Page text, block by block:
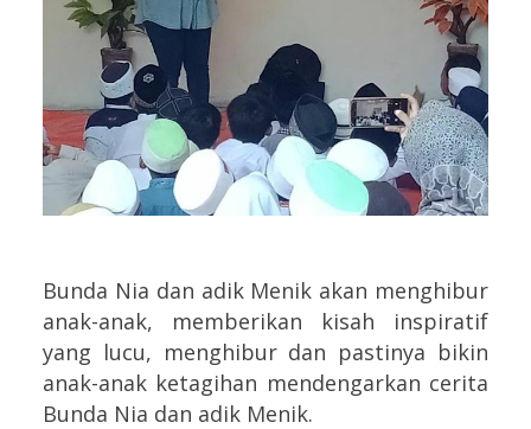
Bunda Nia dan adik Menik akan menghibur
anak-anak, memberikan kisah inspiratif
yang lucu, menghibur dan pastinya bikin
anak-anak ketagihan mendengarkan cerita
Bunda Nia dan adik Menik.